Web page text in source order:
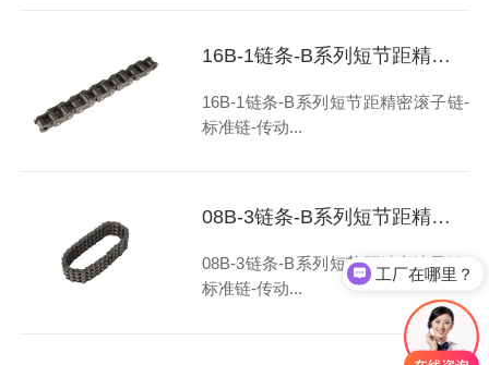
16B-1链条-B系列短节距精密滚子链-标准链-传动链-链条厂家-环球链条
16B-1链条-B系列短节距精密滚子链-
标准链-传动...
08B-3链条-B系列短节距精密滚子链-标准链-传动链-链条厂家-环球链条
08B-3链条-B系列短节距精密滚子链-
标准链-传动...
工厂在哪里？